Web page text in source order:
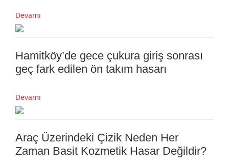
Devamı
Hamitköy’de gece çukura giriş sonrası
geç fark edilen ön takım hasarı
Devamı
Araç Üzerindeki Çizik Neden Her
Zaman Basit Kozmetik Hasar Değildir?